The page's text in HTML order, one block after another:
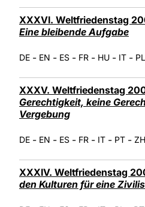
XXXVI. Weltfriedenstag
Eine bleibende Aufgabe
DE - EN - ES - FR - HU - IT - PL
XXXV. Weltfriedenstag
Gerechtigkeit, keine
Vergebung
DE - EN - ES - FR - IT - PT - ZH
XXXIV. Weltfriedenstag
den Kulturen für eine